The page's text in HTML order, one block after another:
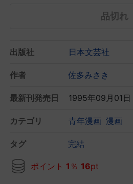
品切れ
出版社 日本文芸社
作者 佐多みさき
最新刊発売日 1995年09月01日
カテゴリ 青年漫画 漫画
タグ 完結
ポイント 1 ％ 16pt